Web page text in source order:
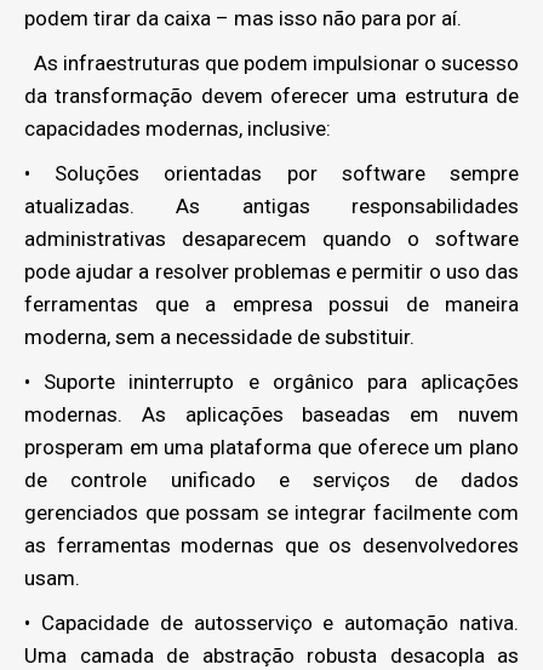
podem tirar da caixa – mas isso não para por aí.
As infraestruturas que podem impulsionar o sucesso
da transformação devem oferecer uma estrutura de
capacidades modernas, inclusive:
• Soluções orientadas por software sempre
atualizadas. As antigas responsabilidades
administrativas desaparecem quando o software
pode ajudar a resolver problemas e permitir o uso das
ferramentas que a empresa possui de maneira
moderna, sem a necessidade de substituir.
• Suporte ininterrupto e orgânico para aplicações
modernas. As aplicações baseadas em nuvem
prosperam em uma plataforma que oferece um plano
de controle unificado e serviços de dados
gerenciados que possam se integrar facilmente com
as ferramentas modernas que os desenvolvedores
usam.
• Capacidade de autosserviço e automação nativa.
Uma camada de abstração robusta desacopla as